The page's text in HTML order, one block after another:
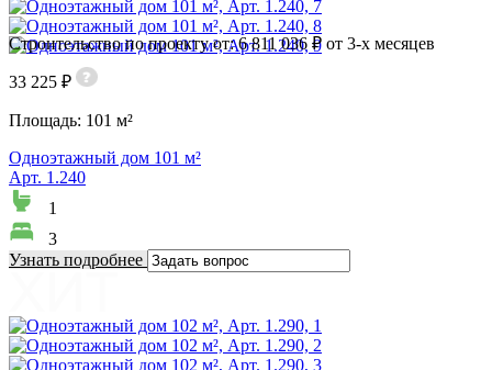
Строительство по проекту от: 6 811 036 ₽ от 3-х месяцев
33 225 ₽
Площадь: 101 м²
Одноэтажный дом 101 м²
Арт. 1.240
1
3
Узнать подробнее